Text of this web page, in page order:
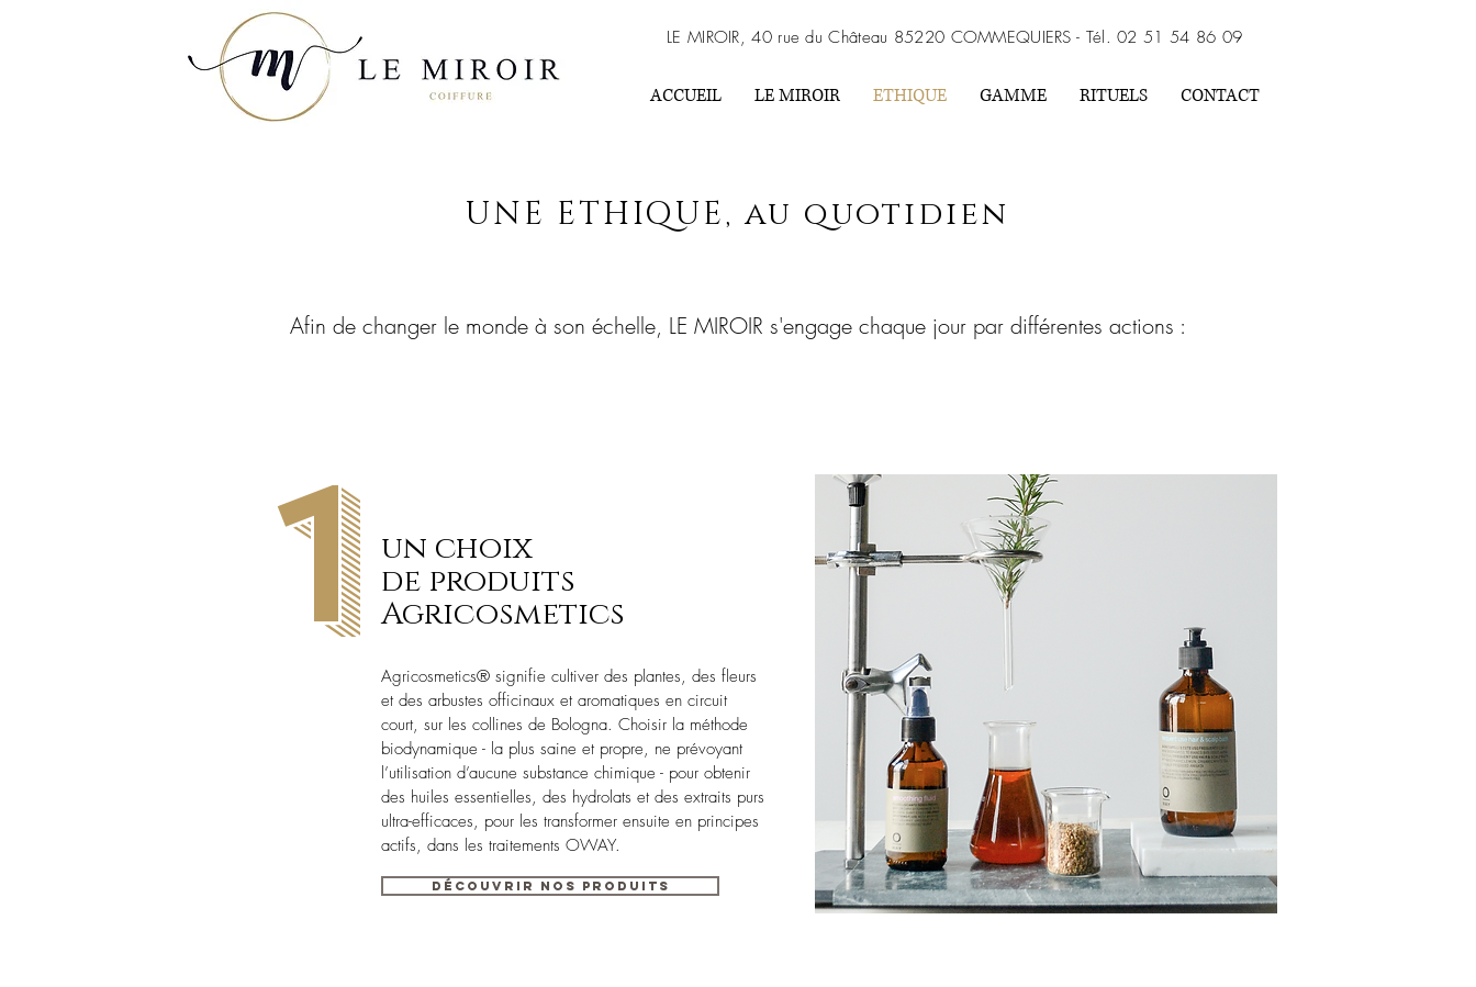
LE MIROIR, 40 rue du Château 85220 COMMEQUIERS - Tél. 02 51 54 86 09
ACCUEIL LE MIROIR ETHIQUE GAMME RITUELS CONTACT
UNE ETHIQUE, au quotidien
Afin de changer le monde à son échelle, LE MIROIR s'engage chaque jour par différentes actions :
1 un choix
de produits
Agricosmetics
Agricosmetics® signifie cultiver des plantes, des fleurs
et des arbustes officinaux et aromatiques en circuit
court, sur les collines de Bologna. Choisir la méthode
biodynamique - la plus saine et propre, ne prévoyant
l’utilisation d’aucune substance chimique - pour obtenir
des huiles essentielles, des hydrolats et des extraits purs
ultra-efficaces, pour les transformer ensuite en principes
actifs, dans les traitements OWAY.
Découvrir nos produits